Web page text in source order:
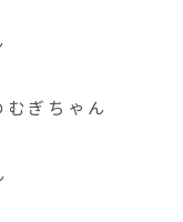
ぎちゃん